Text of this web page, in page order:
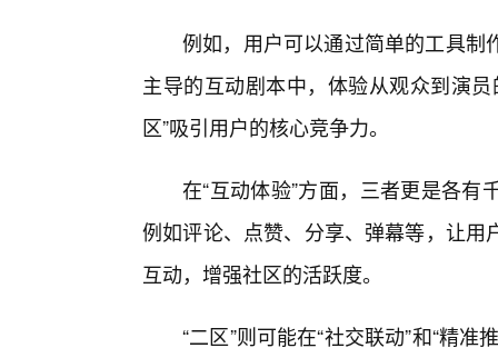
例如，用户可以通过简单的工具制
主导的互动剧本中，体验从观众到演
区”吸引用户的核心竞争力。
在“互动体验”方面，三者更是各有
例如评论、点赞、分享、弹幕等，让
互动，增强社区的活跃度。
“二区”则可能在“社交联动”和“精